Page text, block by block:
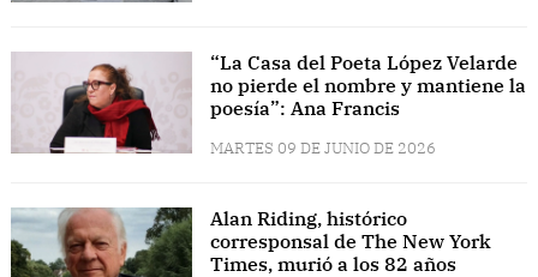
“La Casa del Poeta López Velarde
no pierde el nombre y mantiene la
poesía”: Ana Francis
MARTES 09 DE JUNIO DE 2026
Alan Riding, histórico
corresponsal de The New York
Times, murió a los 82 años